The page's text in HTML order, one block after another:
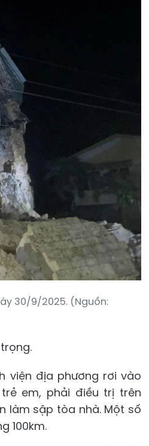
30/9/2025. (Nguồn:
viện địa phương rơi vào
em, phải điều trị trên
làm sập tòa nhà. Một số
100km.